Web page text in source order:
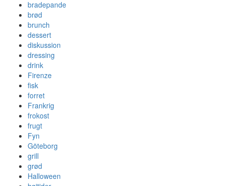
bradepande
brød
brunch
dessert
diskussion
dressing
drink
Firenze
fisk
forret
Frankrig
frokost
frugt
Fyn
Göteborg
grill
grød
Halloween